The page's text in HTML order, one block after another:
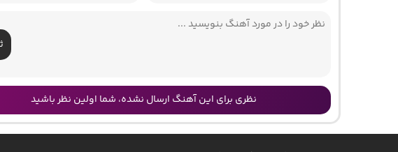
نظری برای این آهنگ ارسال نشده، شما اولین نظر باشید